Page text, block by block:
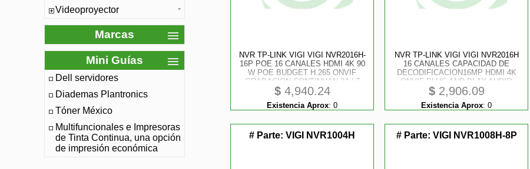
Videoproyector
Marcas
Mini Guías
Dell servidores
Diademas Plantronics
Tóner México
Multifuncionales e Impresoras
de Tinta Continua, una opción
de impresión económica
NVR TP-LINK VIGI VIGI NVR2016H-
16P POE 16 CANALES HDMI 4K 90
W POE BUDGET H.265 ONVIF
GRABACION CONTINUAN 24 / 7
AUDIO BIDIRECCIONAL
SUPERVISION REMOTA
$4,940.24
Existencia Aprox: 0
NVR TP-LINK VIGI VIGI NVR2016H
16 CANALES CAPACIDAD DE
DECODIFICACION16MP HDMI 4K
ONVIF PLUG AND PLAY AUDIO
BIDIRECCIONAL SUPERVISION
REMOTA GRABACION 24/ 7 H.265
IMAGEN 8MP
$2,906.09
Existencia Aprox: 0
# Parte:VIGI NVR1004H # Parte: VIGI NVR1008H-8P